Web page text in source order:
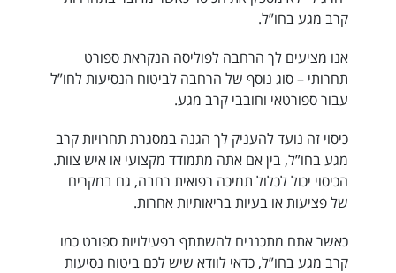
קרב מגע בחו”ל.
אנו מציעים לך הרחבה לפוליסה הנקראת ספורט
תחרותי – סוג נוסף של הרחבה לביטוח הנסיעות לחו”ל
עבור ספורטאי וחובבי קרב מגע.
כיסוי זה נועד להעניק לך הגנה במסגרת תחרויות קרב
מגע בחו”ל, בין אם אתה מתמודד מקצועי או איש צוות.
הכיסוי יכול לכלול תמיכה רפואית רחבה, גם במקרים
של פציעות או בעיות בריאותיות אחרות.
כאשר אתם מתכננים להשתתף בפעילויות ספורט כמו
קרב מגע בחו”ל, כדאי לוודא שיש לכם ביטוח נסיעות